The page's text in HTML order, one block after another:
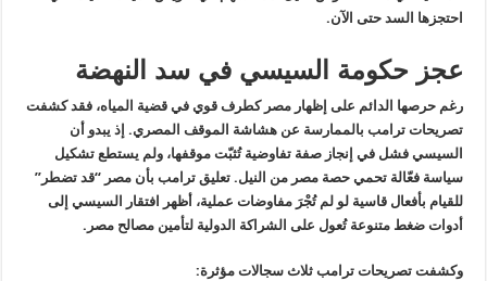
احتجزها السد حتى الآن.
عجز حكومة السيسي في سد النهضة
رغم حرصها الدائم على إظهار مصر كطرف قوي في قضية المياه، فقد كشفت
تصريحات ترامب بالممارسة عن هشاشة الموقف المصري. إذ يبدو أن
السيسي فشل في إنجاز صفة تفاوضية تُثبّت موقفها، ولم يستطع تشكيل
سياسة فعّالة تحمي حصة مصر من النيل. تعليق ترامب بأن مصر “قد تضطر”
للقيام بأفعال قاسية لو لم تُجْرَ مفاوضات عملية، أظهر افتقار السيسي إلى
أدوات ضغط متنوعة تُعول على الشراكة الدولية لتأمين مصالح مصر.
وكشفت تصريحات ترامب ثلاث سجالات مؤثرة: